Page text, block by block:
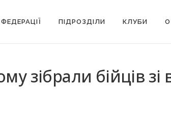
ПІДРОЗДІЛИ КЛУБИ
зібрали бійців зі